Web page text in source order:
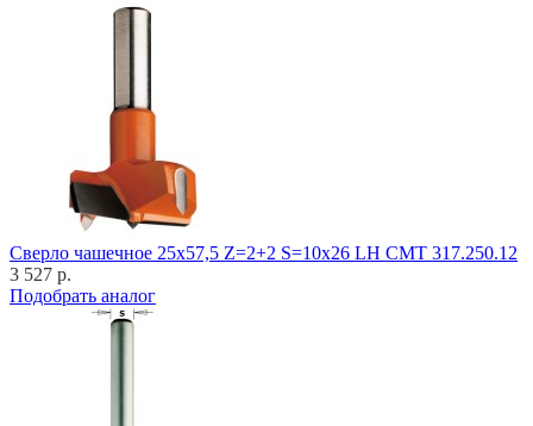
Cверло чашечное 25x57,5 Z=2+2 S=10x26 LH CMT 317.250.12
3 527 р.
Подобрать аналог